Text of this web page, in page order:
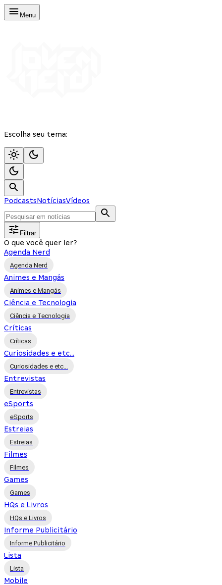
Menu
Escolha seu tema:
PodcastsNotíciasVídeos
Filtrar
O que você quer ler?
Agenda Nerd
Agenda Nerd
Animes e Mangás
Animes e Mangás
Ciência e Tecnologia
Ciência e Tecnologia
Críticas
Críticas
Curiosidades e etc...
Curiosidades e etc...
Entrevistas
Entrevistas
eSports
eSports
Estreias
Estreias
Filmes
Filmes
Games
Games
HQs e Livros
HQs e Livros
Informe Publicitário
Informe Publicitário
Lista
Lista
Mobile